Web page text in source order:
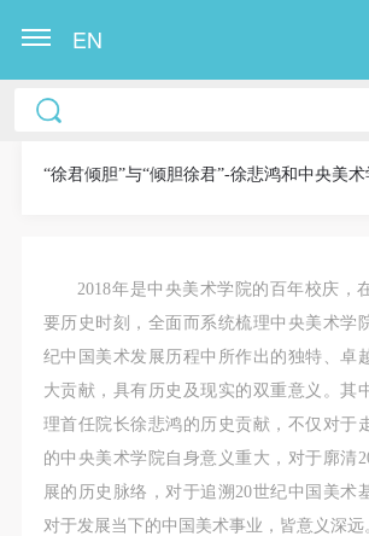
EN
“徐君倾胆”与“倾胆徐君”-徐悲鸿和中央美术
2018年是中央美术学院的百年校庆，
要历史时刻，全面而系统梳理中央美术学
纪中国美术发展历程中所作出的独特、卓
大贡献，具有历史及现实的双重意义。其
理首任院长徐悲鸿的历史贡献，不仅对于
的中央美术学院自身意义重大，对于廓清
展的历史脉络，对于追溯20世纪中国美术
对于发展当下的中国美术事业，皆意义深远
中央美术学院美术馆出版授权协议书
称“CAFAM”），愿意将本人参与中央
果（如参与工作坊创作的作品）提交
作发表、出版。中央美术学院可以以
它数字媒体形式公开出版，并同意编
源总库》《中央美术学院资料库》《
术馆资料库》等相关资料、文献、档
在中央美术学院中使用和在互联网上
关“章程”规定享受相关权益。
中央美术学院美术馆活动安全免责协议
中央美术学院美术馆出版授权协议书
称“CAFAM”），愿意将本人参与中央
果（如参与工作坊创作的作品）提交
作发表、出版。中央美术学院可以以
它数字媒体形式公开出版，并同意编
源总库》《中央美术学院资料库》《
术馆资料库》等相关资料、文献、档
在中央美术学院中使用和在互联网上
关“章程”规定享受相关权益。
中央美术学院美术馆活动安全免责协议
中央美术学院美术馆出版授权协议书
称“CAFAM”），愿意将本人参与中央
果（如参与工作坊创作的作品）提交
作发表、出版。中央美术学院可以以
它数字媒体形式公开出版，并同意编
源总库》《中央美术学院资料库》《
术馆资料库》等相关资料、文献、档
在中央美术学院中使用和在互联网上
关“章程”规定享受相关权益。
中央美术学院美术馆活动安全免责协议